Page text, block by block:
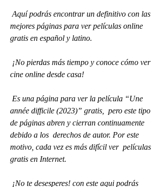
mejores páginas para ver películas online
gratis en español y latino.
cine online desde casa!
année difficile (2023)” gratis,  pero este tipo
de páginas abren y cierran continuamente
debido a los  derechos de autor. Por este
motivo, cada vez es más difícil ver  películas
gratis en Internet.